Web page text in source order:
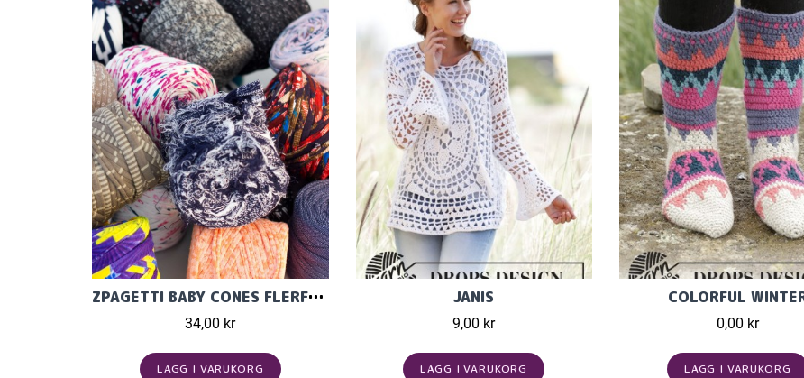
ZPAGETTI BABY CONES FLERFÄRGAD
34,00 kr
LÄGG I VARUKORG
JANIS
9,00 kr
LÄGG I VARUKORG
COLORFUL
0,00 kr
LÄGG I VARUKORG